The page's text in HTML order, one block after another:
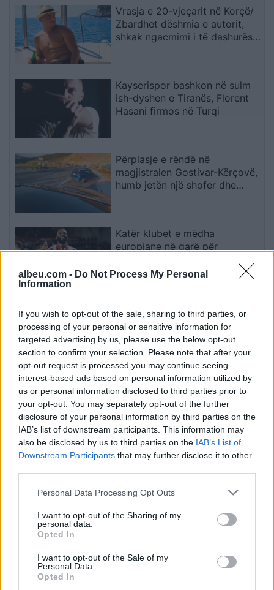
albeu.com - Do Not Process My Personal
Information
If you wish to opt-out of the sale, sharing to third parties, or
processing of your personal or sensitive information for
targeted advertising by us, please use the below opt-out
section to confirm your selection. Please note that after your
opt-out request is processed you may continue seeing
interest-based ads based on personal information utilized by
us or personal information disclosed to third parties prior to
your opt-out. You may separately opt-out of the further
disclosure of your personal information by third parties on the
IAB’s list of downstream participants. This information may
also be disclosed by us to third parties on the IAB’s List of
Downstream Participants that may further disclose it to other
Personal Data Processing Opt Outs
I want to opt-out of the Sharing of my
personal data.
Opted In
I want to opt-out of the Sale of my
Personal Data.
Opted In
Vrasja e 20-vjeçarit në Korçë/
Zbardhet dëshmia e autorit,
shkak ngacmimi i të dashurës
Kayserispor bashkon në sulm
ish-dyshen e Tiranës, Florent
Hasani firmos në Turqi
Përplasje e rëndë në
magjistralen Gostivar-Kërçovë,
humb jetën një shofer dhe
Katër klubet e mëdha
europiane në garë për
Thiago
mbi 1,300 fluturime anulohen
dhe më shumë se 400 mijë
banorë evakuohen